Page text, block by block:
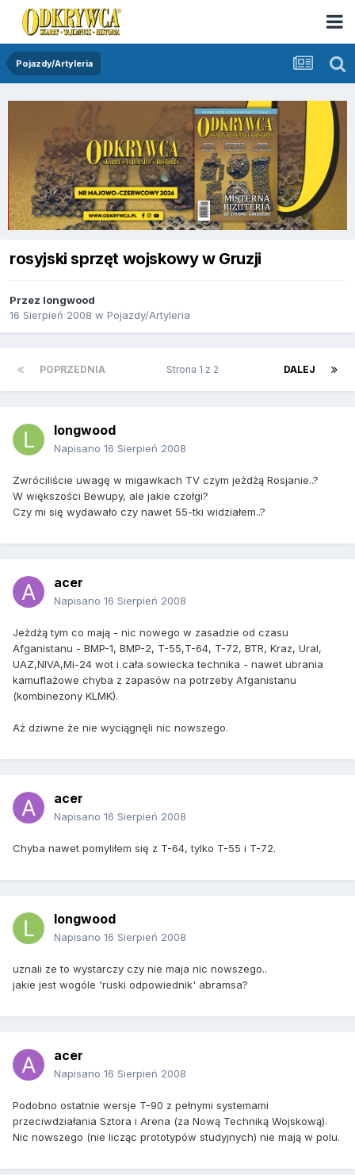
Pojazdy/Artyleria
rosyjski sprzęt wojskowy w Gruzji
Przez longwood
16 Sierpień 2008 w Pojazdy/Artyleria
POPRZEDNIA DALEJ
Strona 1 z 2
longwood
Napisano 16 Sierpień 2008
Zwróciliście uwagę w migawkach TV czym jeżdżą Rosjanie..?
W większości Bewupy, ale jakie czołgi?
Czy mi się wydawało czy nawet 55-tki widziałem..?
acer
Napisano 16 Sierpień 2008
Jeżdżą tym co mają - nic nowego w zasadzie od czasu
Afganistanu - BMP-1, BMP-2, T-55,T-64, T-72, BTR, Kraz, Ural,
UAZ,NIVA,Mi-24 wot i cała sowiecka technika - nawet ubrania
kamuflażowe chyba z zapasów na potrzeby Afganistanu
(kombinezony KLMK).
Aż dziwne że nie wyciągnęli nic nowszego.
acer
Napisano 16 Sierpień 2008
Chyba nawet pomyliłem się z T-64, tylko T-55 i T-72.
longwood
Napisano 16 Sierpień 2008
uznali ze to wystarczy czy nie maja nic nowszego..
jakie jest wogóle 'ruski odpowiednik' abramsa?
acer
Napisano 16 Sierpień 2008
Podobno ostatnie wersje T-90 z pełnymi systemami
przeciwdziałania Sztora i Arena (za Nową Techniką Wojskową).
Nic nowszego (nie licząc prototypów studyjnych) nie mają w polu.